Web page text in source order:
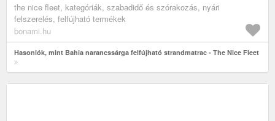
the nice fleet, kategóriák, szabadidő és szórakozás, nyári
felszerelés, felfújható termékek
bonami.hu
Hasonlók, mint Bahia narancssárga felfújható strandmatrac - The Nice Fleet